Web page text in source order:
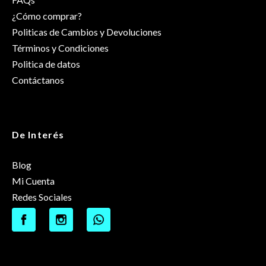
¿Cómo comprar?
Politicas de Cambios y Devoluciones
Términos y Condiciones
Politica de datos
Contáctanos
De Interés
Blog
Mi Cuenta
Redes Sociales